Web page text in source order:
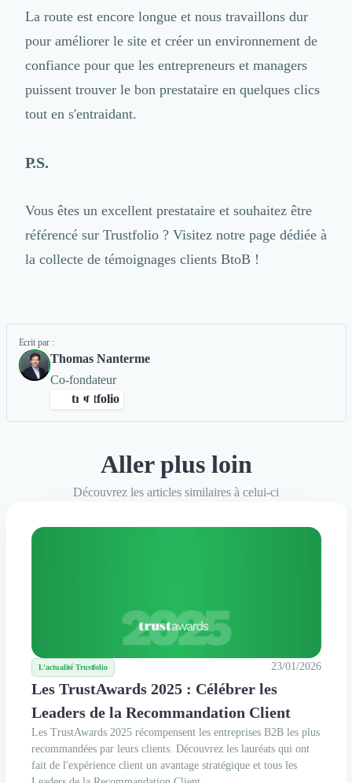
La route est encore longue et nous travaillons dur
pour améliorer le site et créer un environnement de
confiance pour que les entrepreneurs et managers
puissent trouver le bon prestataire en quelques clics
tout en s'entraidant.
P.S.
Vous êtes un excellent prestataire et souhaitez être
référencé sur Trustfolio ? Visitez notre page dédiée à
la collecte de témoignages clients BtoB !
Ecrit par :
Thomas Nanterme
Co-fondateur
trustfolio
Rédaction de Cas Client +4
Aller plus loin
Découvrez les articles similaires à celui-ci
L'actualité Trustfolio 23/01/2026
Les TrustAwards 2025 : Célébrer les
Leaders de la Recommandation Client
Les TrustAwards 2025 récompensent les entreprises B2B les plus
recommandées par leurs clients. Découvrez les lauréats qui ont
fait de l'expérience client un avantage stratégique et tous les